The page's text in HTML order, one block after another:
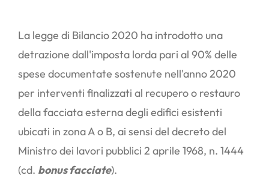
La legge di Bilancio 2020 ha introdotto una
detrazione dall'imposta lorda pari al 90% delle
spese documentate sostenute nell'anno 2020
per interventi finalizzati al recupero o restauro
della facciata esterna degli edifici esistenti
ubicati in zona A o B, ai sensi del decreto del
Ministro dei lavori pubblici 2 aprile 1968, n. 1444
(cd. bonus facciate).